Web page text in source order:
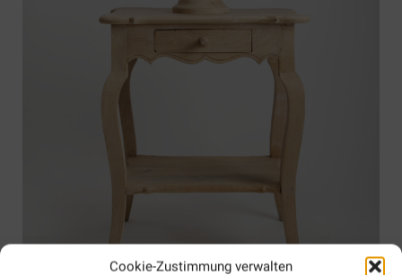
Cookie-Zustimmung verwalten